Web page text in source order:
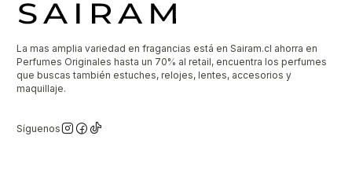
La mas amplia variedad en fragancias está en Sairam.cl ahorra en
Perfumes Originales hasta un 70% al retail, encuentra los perfumes
que buscas también estuches, relojes, lentes, accesorios y
maquillaje.
Síguenos